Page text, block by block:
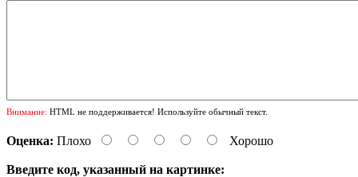
Внимание: HTML не поддерживается! Используйте обычный текст.
Оценка: Плохо Хорошо
Введите код, указанный на картинке: